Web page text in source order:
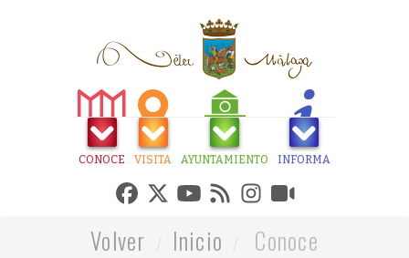
CONOCE VISITA AYUNTAMIENTO INFORMA
Volver Inicio
Conoce